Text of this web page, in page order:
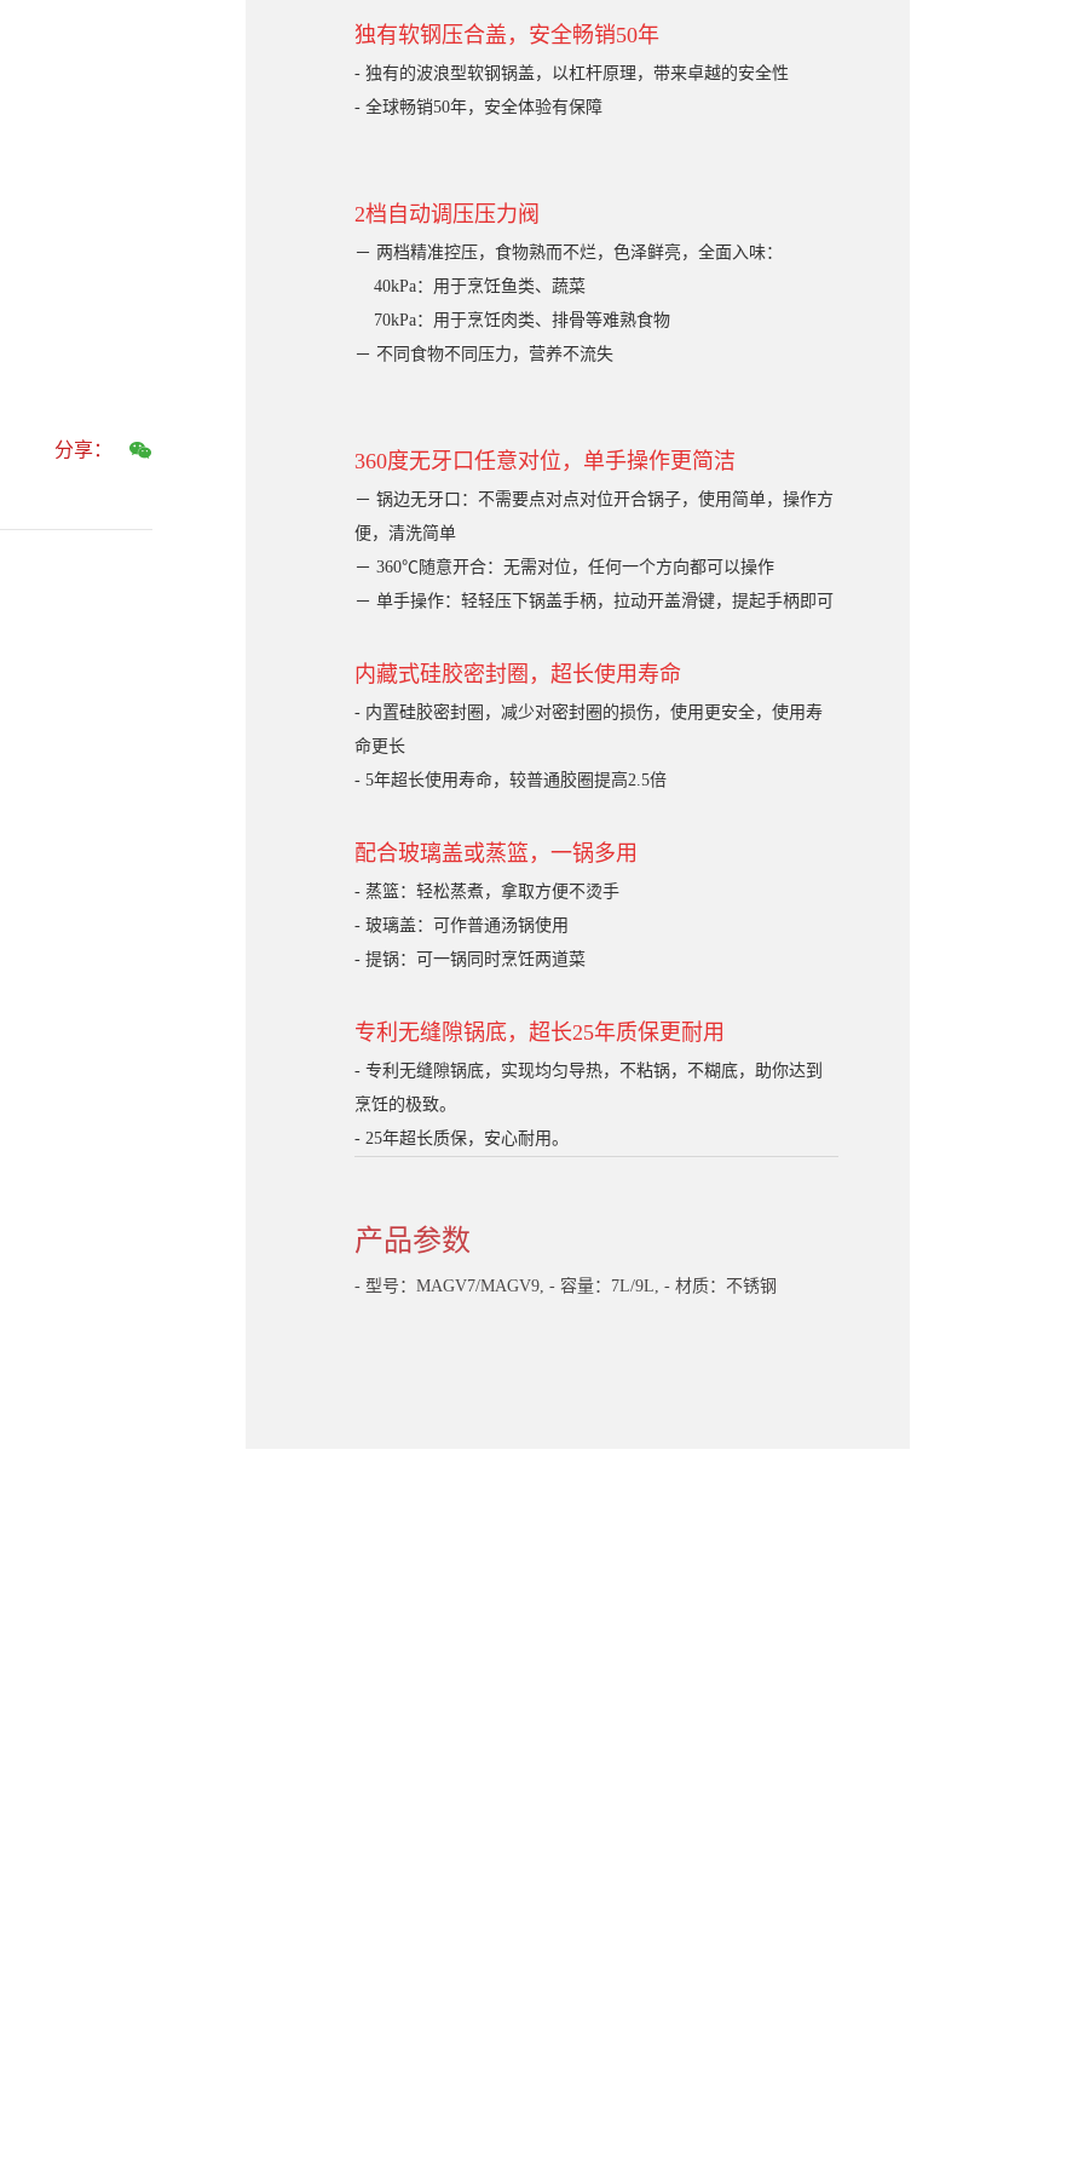
分享：
独有软钢压合盖，安全畅销50年
- 独有的波浪型软钢锅盖，以杠杆原理，带来卓越的安全性
- 全球畅销50年，安全体验有保障
2档自动调压压力阀
－ 两档精准控压，食物熟而不烂，色泽鲜亮，全面入味：
40kPa：用于烹饪鱼类、蔬菜
70kPa：用于烹饪肉类、排骨等难熟食物
－ 不同食物不同压力，营养不流失
360度无牙口任意对位，单手操作更简洁
－ 锅边无牙口：不需要点对点对位开合锅子，使用简单，操作方
便，清洗简单
－ 360℃随意开合：无需对位，任何一个方向都可以操作
－ 单手操作：轻轻压下锅盖手柄，拉动开盖滑键，提起手柄即可
内藏式硅胶密封圈，超长使用寿命
- 内置硅胶密封圈，减少对密封圈的损伤，使用更安全，使用寿
命更长
- 5年超长使用寿命，较普通胶圈提高2.5倍
配合玻璃盖或蒸篮，一锅多用
- 蒸篮：轻松蒸煮，拿取方便不烫手
- 玻璃盖：可作普通汤锅使用
- 提锅：可一锅同时烹饪两道菜
专利无缝隙锅底，超长25年质保更耐用
- 专利无缝隙锅底，实现均匀导热，不粘锅，不糊底，助你达到
烹饪的极致。
- 25年超长质保，安心耐用。
产品参数
- 型号：MAGV7/MAGV9, - 容量：7L/9L, - 材质：不锈钢